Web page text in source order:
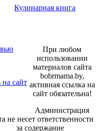
Кулинарная книга
на сайт
При любом
использовании
материалов сайта
bobrmama.by,
активная ссылка на
сайт обязательна!
Администрация
не несет ответственности
за содержание